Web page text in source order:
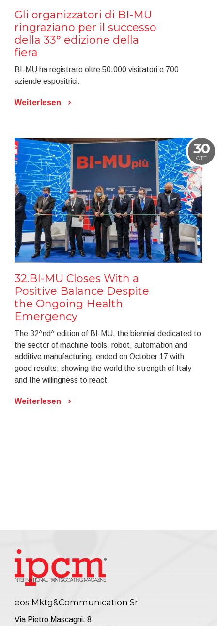
Gli organizzatori di BI-MU
ringraziano per il successo
della 33° edizione della
fiera
BI-MU ha registrato oltre 50.000 visitatori e 700
aziende espositrici.
Weiterlesen
30
OTT
32.BI-MU Closes With a
Positive Balance Despite
the Ongoing Health
Emergency
The 32^nd^ edition of BI-MU, the biennial dedicated to
the sector of machine tools, robot, automation and
additive manufacturing, ended on October 17 with
good results, showing the world the strength of Italy
and the willingness to react.
Weiterlesen
eos Mktg&Communication Srl
Via Pietro Mascagni, 8